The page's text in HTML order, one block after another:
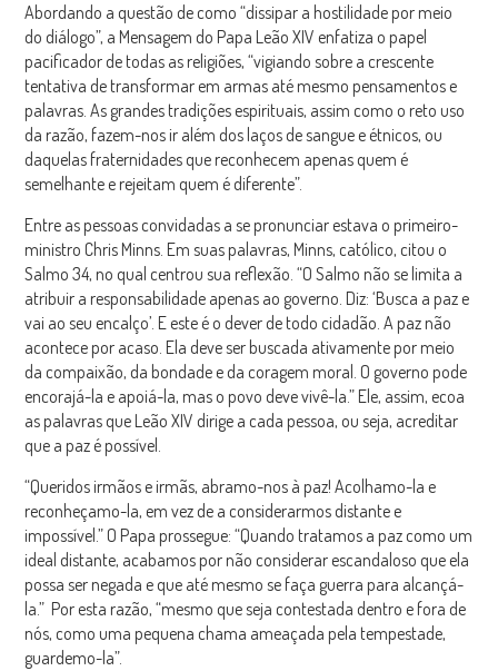
Abordando a questão de como “dissipar a hostilidade por meio
do diálogo”, a Mensagem do Papa Leão XIV enfatiza o papel
pacificador de todas as religiões, “vigiando sobre a crescente
tentativa de transformar em armas até mesmo pensamentos e
palavras. As grandes tradições espirituais, assim como o reto uso
da razão, fazem-nos ir além dos laços de sangue e étnicos, ou
daquelas fraternidades que reconhecem apenas quem é
semelhante e rejeitam quem é diferente”.
Entre as pessoas convidadas a se pronunciar estava o primeiro-
ministro Chris Minns. Em suas palavras, Minns, católico, citou o
Salmo 34, no qual centrou sua reflexão. “O Salmo não se limita a
atribuir a responsabilidade apenas ao governo. Diz: ‘Busca a paz e
vai ao seu encalço’. E este é o dever de todo cidadão. A paz não
acontece por acaso. Ela deve ser buscada ativamente por meio
da compaixão, da bondade e da coragem moral. O governo pode
encorajá-la e apoiá-la, mas o povo deve vivê-la.” Ele, assim, ecoa
as palavras que Leão XIV dirige a cada pessoa, ou seja, acreditar
que a paz é possível.
“Queridos irmãos e irmãs, abramo-nos à paz! Acolhamo-la e
reconheçamo-la, em vez de a considerarmos distante e
impossível.” O Papa prossegue: “Quando tratamos a paz como um
ideal distante, acabamos por não considerar escandaloso que ela
possa ser negada e que até mesmo se faça guerra para alcançá-
la.” Por esta razão, “mesmo que seja contestada dentro e fora de
nós, como uma pequena chama ameaçada pela tempestade,
guardemo-la”.